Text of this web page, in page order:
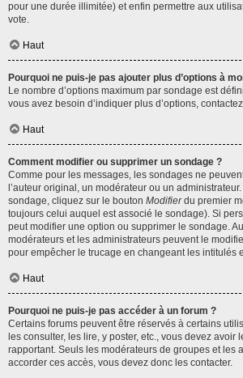
pour une durée illimitée) et enfin permettre aux
vote.
Haut
Pourquoi ne puis-je pas ajouter plus d’options à
Le nombre d’options maximum par sondage est
vous avez besoin d’indiquer plus d’options,
Haut
Comment modifier ou supprimer un sondage ?
Comme pour les messages, les sondages ne
l’auteur original, un modérateur ou un
sondage, cliquez sur le bouton Modifierdu premier
toujours celui auquel est associé le sondage). Si
peut modifier une option ou supprimer le sondage.
modérateurs et les administrateurs peuvent le
pour empêcher le trucage en changeant les intitulés
Haut
Pourquoi ne puis-je pas accéder à un forum ?
Certains forums peuvent être réservés à certains
les consulter, les lire, y poster, etc., vous devez avoir
rapportant. Seuls les modérateurs de groupes et les
accorder ces accès, vous devez donc les contacter.